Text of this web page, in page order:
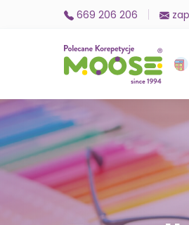
669 206 206